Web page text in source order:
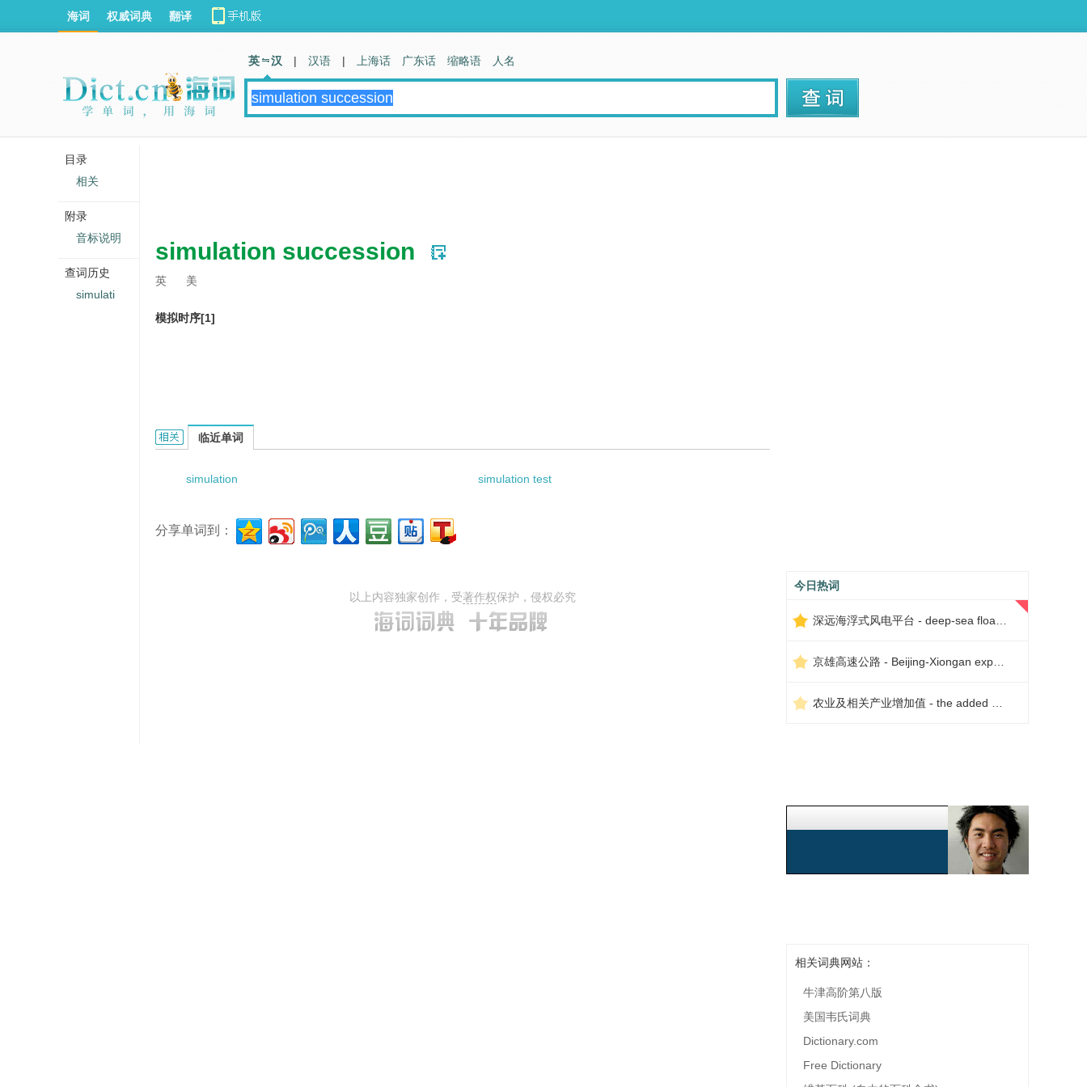
simulation succession
英 美
模拟时序[1]
simulation succession的相关资料：
临近单词
simulation simulation test
分享单词到：
以上内容独家创作，受著作权保护，侵权必究
今日热词
相关词典网站：
牛津高阶第八版
美国韦氏词典
Dictionary.com
Free Dictionary
海词 权威词典 翻译
英 汉 | 汉语 | 上海话 广东话 缩略语 人名
目录
相关
附录
音标说明
查词历史
simulati